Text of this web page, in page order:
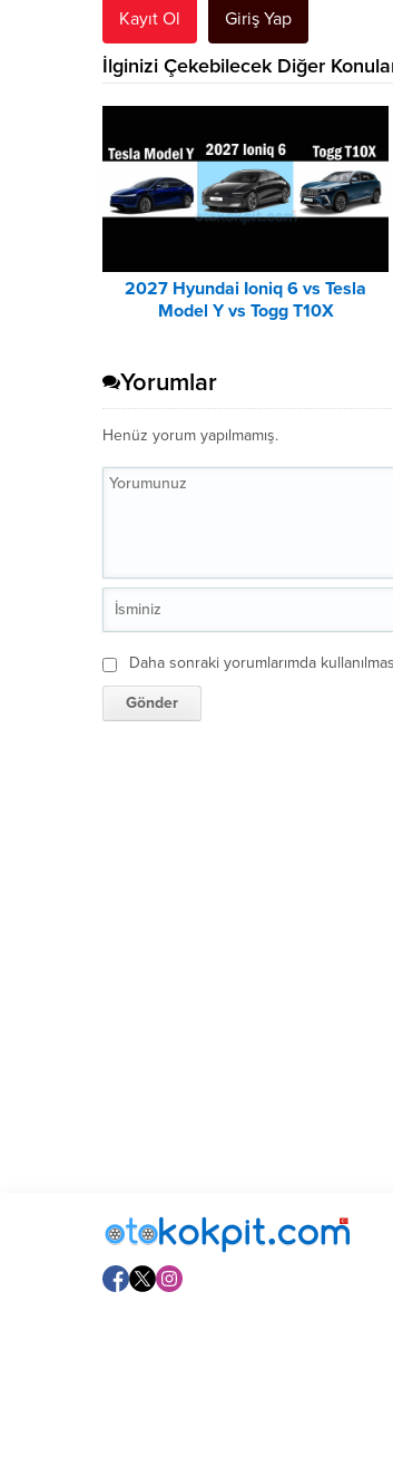
Kayıt Ol Giriş Yap
İlginizi Çekebilecek Diğer
2027 Hyundai Ioniq 6 vs Tesla
Model Y vs Togg T10X
Yorumlar
Henüz yorum yapılmamış.
Daha sonraki yorumlarımda